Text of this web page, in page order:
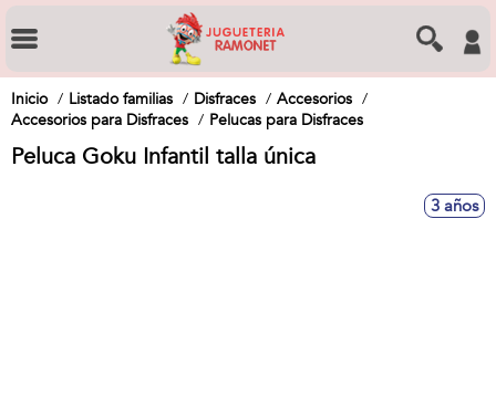
Inicio Listado familias Disfraces
Accesorios
Accesorios para Disfraces
Pelucas para Disfraces
Peluca Goku Infantil talla única
3 años